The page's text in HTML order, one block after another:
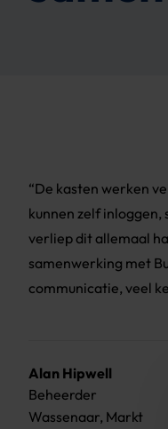
“De kasten werken
kunnen zelf
verliep dit allemaal
samenwerking met
communicatie, veel
Alan Hipwell
Beheerder
Wassenaar, Markt